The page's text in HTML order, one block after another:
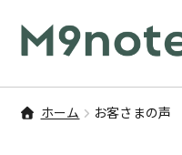
ナ
ビ
ゲ
ー
コ
ン
テ
ン
9マスノート
ホーム お客さまの声